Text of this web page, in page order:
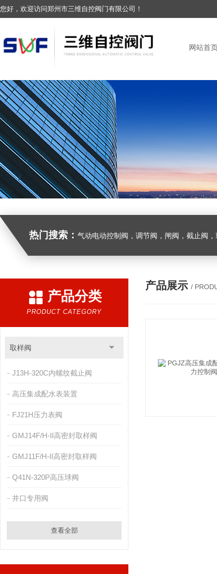
您好，欢迎访问郑州市三维自控阀门有限公司！
网站首
热门搜索： 气动电动控制阀，调节阀，闸阀，截止阀，球阀，蝶阀，止回阀，高温高压
产品分类
PRODUCT CATEGORY
取样阀
J13H-320C内螺纹截止阀
高压集成配水表装置
FJ21H压力表阀
GMJ14F/H-II高密封取样阀
GMJ11F/H-II高密封取样阀
Q41N-320P高压球阀
井口专用阀
查看全部
产品展示 /